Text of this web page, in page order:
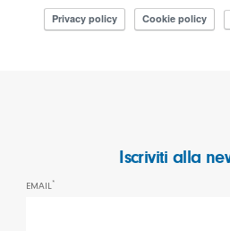
Privacy policy Cookie policy
Iscriviti alla
EMAIL*